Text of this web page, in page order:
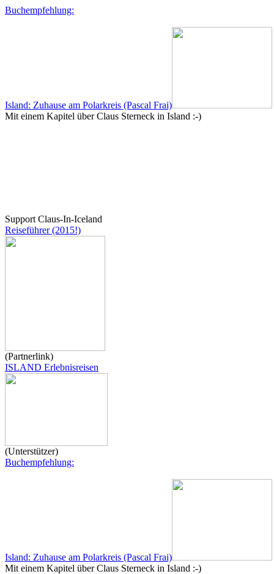
Buchempfehlung:
Island: Zuhause am Polarkreis (Pascal Frai)
Mit einem Kapitel über Claus Sterneck in Island :-)
Support Claus-In-Iceland
Reiseführer (2015!)
(Partnerlink)
ISLAND Erlebnisreisen
(Unterstützer)
Buchempfehlung:
Island: Zuhause am Polarkreis (Pascal Frai)
Mit einem Kapitel über Claus Sterneck in Island :-)